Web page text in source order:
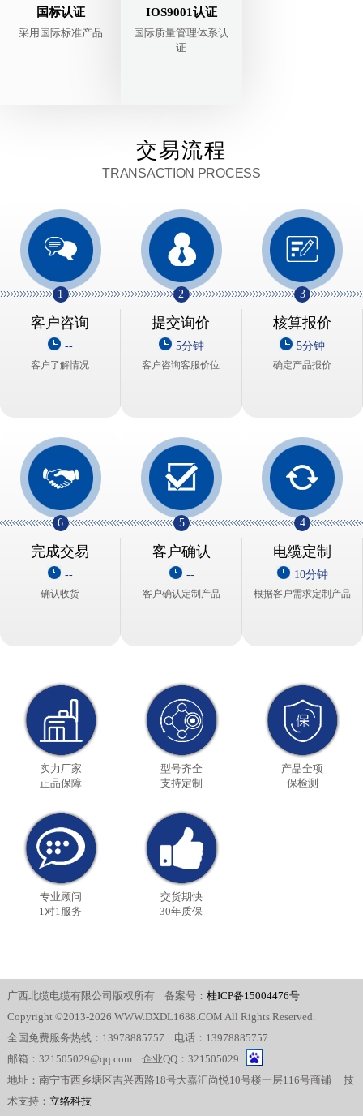
国标认证
采用国际标准产品
IOS9001认证
国际质量管理体系认
证
交易流程
TRANSACTION PROCESS
1
客户咨询
--
客户了解情况
2
提交询价
5分钟
客户咨询客服价位
3
核算报价
5分钟
确定产品报价
4
电缆定制
10分钟
根据客户需求定制产品
5
客户确认
--
客户确认定制产品
6
完成交易
--
确认收货
实力厂家
正品保障
型号齐全
支持定制
产品全项
保检测
专业顾问
1对1服务
交货期快
30年质保
广西北缆电缆有限公司版权所有 备案号： 桂ICP备15004476号
Copyright ©2013-2026 WWW.DXDL1688.COM All Rights Reserved.
全国免费服务热线：13978885757 电话：13978885757
邮箱：321505029@qq.com 企业QQ：321505029
地址：南宁市西乡塘区吉兴西路18号大嘉汇尚悦10号楼一层116号商铺 技
术支持： 立络科技